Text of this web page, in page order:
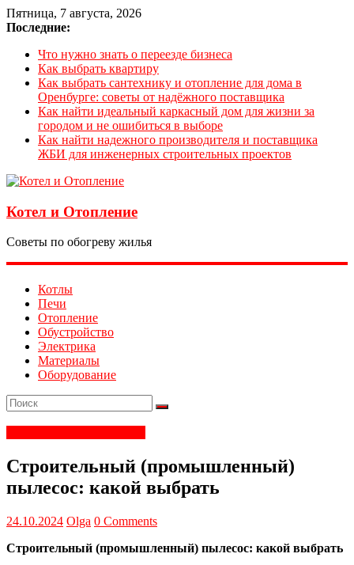
Пятница, 7 августа, 2026
Последние:
Что нужно знать о переезде бизнеса
Как выбрать квартиру
Как выбрать сантехнику и отопление для дома в
Оренбурге: советы от надёжного поставщика
Как найти идеальный каркасный дом для жизни за
городом и не ошибиться в выборе
Как найти надежного производителя и поставщика
ЖБИ для инженерных строительных проектов
Котел и Отопление
Советы по обогреву жилья
Котлы
Печи
Отопление
Обустройство
Электрика
Материалы
Оборудование
Строительный (промышленный)
пылесос: какой выбрать
24.10.2024 Olga 0 Comments
Строительный (промышленный) пылесос: какой выбрать